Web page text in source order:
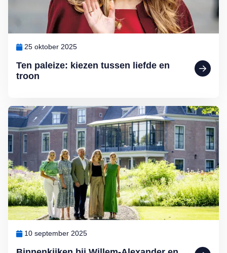
Ten paleize: kiezen tussen liefde en
troon
25 oktober 2025
10 september 2025
Lees meer over Binnenkijken bij Willem-Alexander en Máxima: